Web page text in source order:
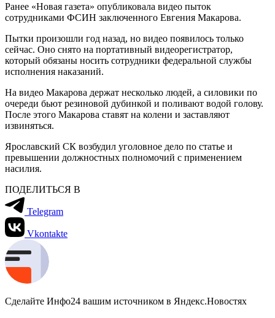
Ранее «Новая газета» опубликовала видео пыток
сотрудниками ФСИН заключенного Евгения Макарова.
Пытки произошли год назад, но видео появилось только
сейчас. Оно снято на портативный видеорегистратор,
который обязаны носить сотрудники федеральной службы
исполнения наказаний.
На видео Макарова держат несколько людей, а силовики по
очереди бьют резиновой дубинкой и поливают водой голову.
После этого Макарова ставят на колени и заставляют
извиняться.
Ярославский СК возбудил уголовное дело по статье и
превышении должностных полномочий с применением
насилия.
ПОДЕЛИТЬСЯ В
Telegram
Vkontakte
Сделайте Инфо24 вашим источником в Яндекс.Новостях